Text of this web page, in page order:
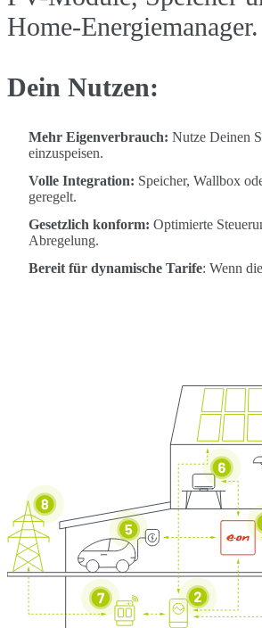
Home-Energiemanager.
Dein Nutzen:
Mehr Eigenverbrauch: Nutze Deinen
einzuspeisen.
Volle Integration: Speicher, Wallbox
geregelt.
Gesetzlich konform: Optimierte
Abregelung.
Bereit für dynamische Tarife: Wenn